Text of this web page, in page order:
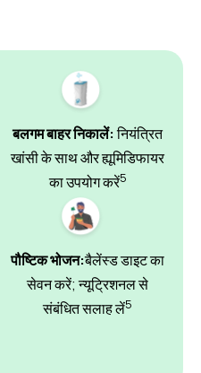
बलगम बाहर निकालें:नियंत्रित
खांसी के साथ और ह्यूमिडिफायर
का उपयोग करें5
पौष्टिक भोजन:बैलेंस्ड डाइट का
सेवन करें; न्यूट्रिशनल से
संबंधित सलाह लें5